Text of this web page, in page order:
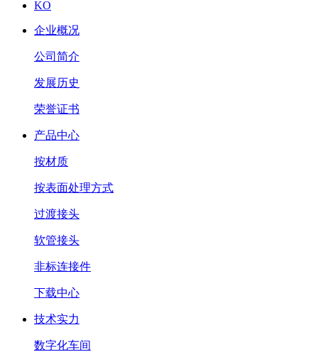
KO
企业概况
公司简介
发展历史
荣誉证书
产品中心
按材质
按表面处理方式
过渡接头
软管接头
非标连接件
下载中心
技术实力
数字化车间